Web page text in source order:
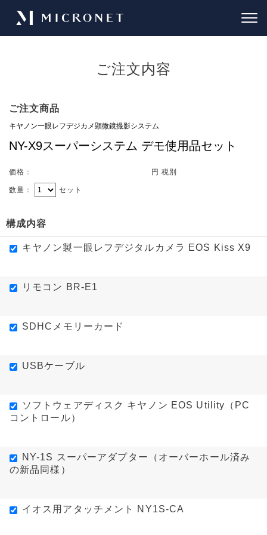
ご注文内容
ご注文商品
価格： 円 税別
数量： セット
構成内容
キヤノン製一眼レフデジタルカメラ EOS Kiss X9
リモコン BR-E1
SDHCメモリーカード
USBケーブル
ソフトウェアディスク キヤノン EOS Utility（PC
コントロール）
NY-1S スーパーアダプター（オーバーホール済み
の新品同様）
イオス用アタッチメント NY1S-CA